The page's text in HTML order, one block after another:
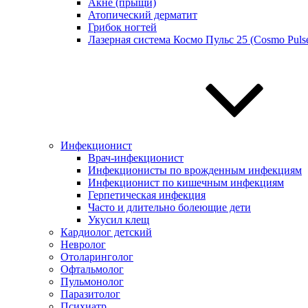
Акне (прыщи)
Атопический дерматит
Грибок ногтей
Лазерная система Космо Пульс 25 (Cosmo
Инфекционист
Врач-инфекционист
Инфекционисты по врожденным инфекциям
Инфекционист по кишечным инфекциям
Герпетическая инфекция
Часто и длительно болеющие дети
Укусил клещ
Кардиолог детский
Невролог
Отоларинголог
Офтальмолог
Пульмонолог
Паразитолог